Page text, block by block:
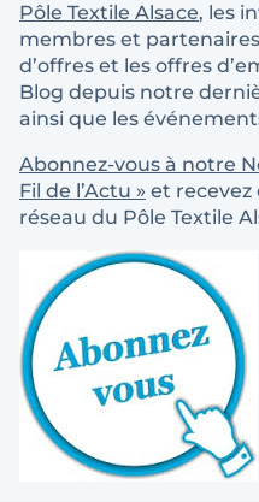
Pôle Textile Alsace, les
membres et
d’offres et les offres
Blog depuis notre
ainsi que les
Abonnez-vous à notre
Fil de l’Actu » et recevez
réseau du Pôle Textile